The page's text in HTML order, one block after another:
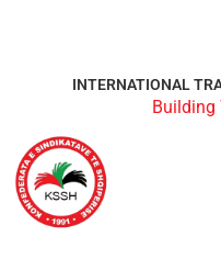
INTERNATIONAL
Building